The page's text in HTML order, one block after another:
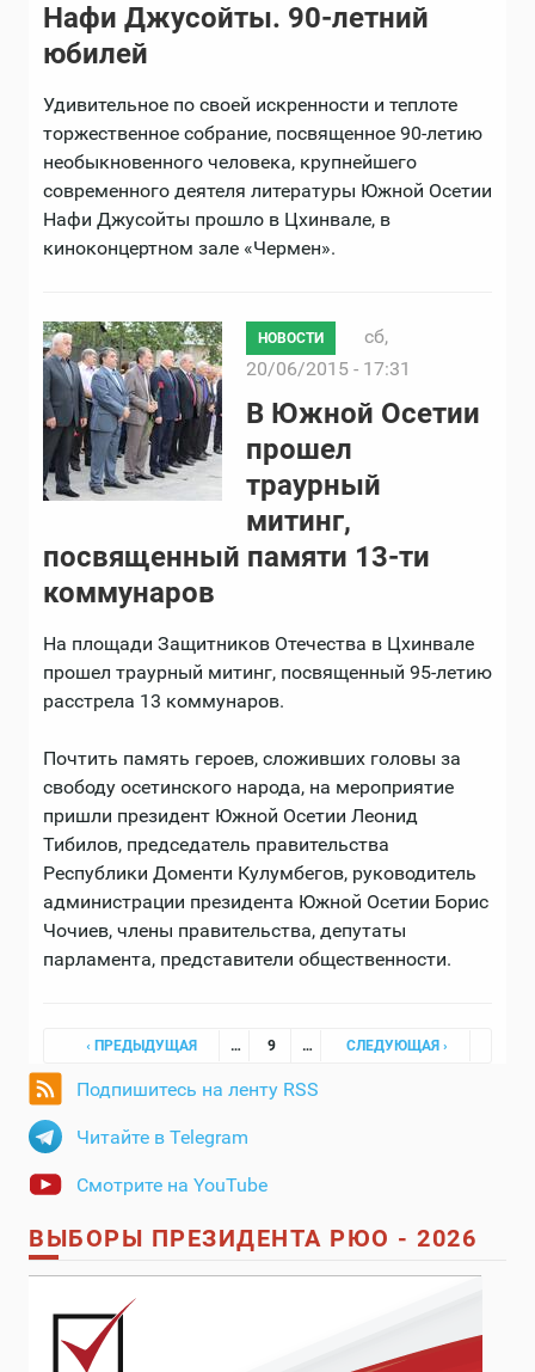
Нафи Джусойты. 90-летний
юбилей
Удивительное по своей искренности и теплоте
торжественное собрание, посвященное 90-летию
необыкновенного человека, крупнейшего
современного деятеля литературы Южной Осетии
Нафи Джусойты прошло в Цхинвале, в
киноконцертном зале «Чермен».
НОВОСТИ
сб,
20/06/2015 - 17:31
В Южной Осетии
прошел
траурный
митинг,
посвященный памяти 13-ти
коммунаров
На площади Защитников Отечества в Цхинвале
прошел траурный митинг, посвященный 95-летию
расстрела 13 коммунаров.
Почтить память героев, сложивших головы за
свободу осетинского народа, на мероприятие
пришли президент Южной Осетии Леонид
Тибилов, председатель правительства
Республики Доменти Кулумбегов, руководитель
администрации президента Южной Осетии Борис
Чочиев, члены правительства, депутаты
парламента, представители общественности.
Страницы
‹ ПРЕДЫДУЩАЯ … 9 … СЛЕДУЮЩАЯ ›
Подпишитесь на ленту RSS
Читайте в Telegram
Смотрите на YouTube
ВЫБОРЫ ПРЕЗИДЕНТА РЮО - 2026